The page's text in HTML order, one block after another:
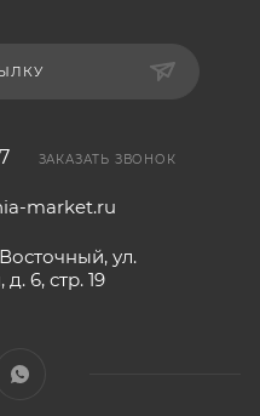
ЗАКАЗАТЬ ЗВОНОК
market.ru
ул.
6, стр. 19